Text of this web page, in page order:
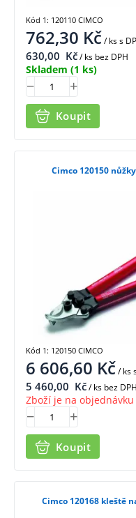
762,30 Kč/ kss
630,00 Kč/ ks bez DPH
Skladem (1 ks)
Koupit
Kód 1: 120110 CIMCO
Cimco 120150
6 606,60 Kč/ ks
5 460,00 Kč/ ks bez DPH
Zboží je na
Koupit
Kód 1: 120150 CIMCO